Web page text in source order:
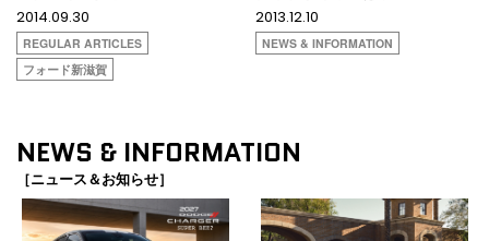
2014.09.30
REGULAR ARTICLES
フォード新滋賀
2013.12.10
NEWS & INFORMATION
NEWS & INFORMATION
［ニュース＆お知らせ］